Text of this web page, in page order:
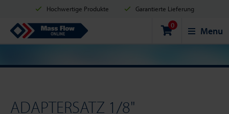
Hochwertige Produkte Garantierte Lieferung
Versand innerhalb von 2 Werktagen Sicher einkaufen
Zahlungsmöglichkeiten: Kreditkarte, PayPal oder Banküberweisung
Mass Flow Online 0 Menu
ADAPTERSATZ 1/8"